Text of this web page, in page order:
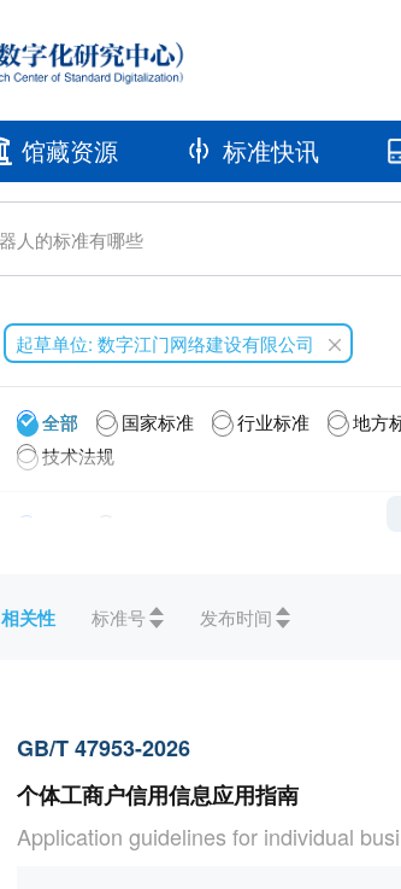
馆藏资源 标准快讯
起草单位: 数字江门网络建设有限公司
全部 国家标准 行业标准 地方
技术法规
全部 A综合(1)
相关性 标准号 发布时间
GB/T 47953-2026
个体工商户信用信息应用指南
Application guidelines for individual